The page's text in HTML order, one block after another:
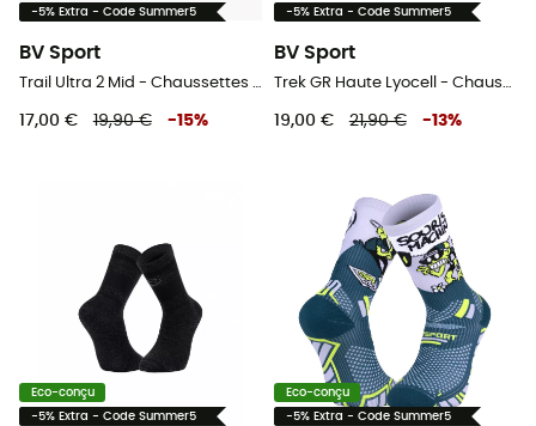
-5% Extra - Code Summer5
BV Sport
17,00 € 19,90 € -15%
-5% Extra - Code Summer5
BV Sport
19,00 € 21,90 € -13%
Eco-conçu
-5% Extra - Code Summer5
Eco-conçu
-5% Extra - Code Summer5